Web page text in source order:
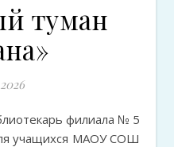
туман
учащихся МАОУ СОШ